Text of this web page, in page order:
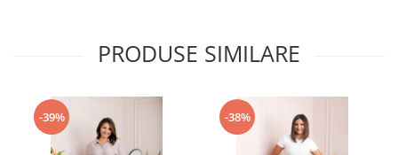
PRODUSE SIMILARE
-39% -38%